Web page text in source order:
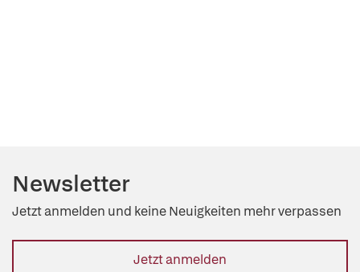
Newsletter
Jetzt anmelden und keine Neuigkeiten mehr verpassen
Jetzt anmelden